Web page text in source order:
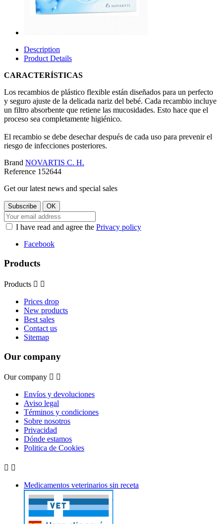
Description
Product Details
CARACTERÍSTICAS
Los recambios de plástico flexible están diseñados para un perfecto
y seguro ajuste de la delicada nariz del bebé. Cada recambio incluye
un filtro absorbente que retiene las mucosidades. Esto hace que el
proceso sea completamente higiénico.
El recambio se debe desechar después de cada uso para prevenir el
riesgo de infecciones posteriores.
Brand NOVARTIS C. H.
Reference 152644
Get our latest news and special sales
I have read and agree the Privacy policy
Facebook
Products
Products  
Prices drop
New products
Best sales
Contact us
Sitemap
Our company
Our company  
Envíos y devoluciones
Aviso legal
Términos y condiciones
Sobre nosotros
Privacidad
Dónde estamos
Politica de Cookies
 
Medicamentos veterinarios sin receta